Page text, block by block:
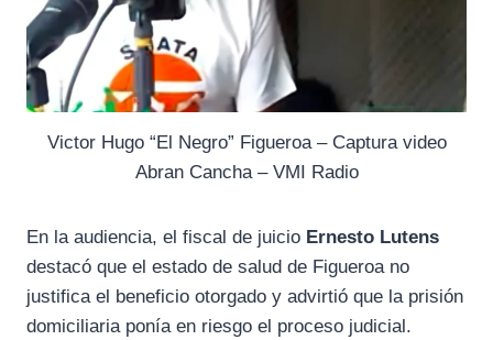
Victor Hugo “El Negro” Figueroa – Captura video
Abran Cancha – VMI Radio
En la audiencia, el fiscal de juicio Ernesto Lutens
destacó que el estado de salud de Figueroa no
justifica el beneficio otorgado y advirtió que la prisión
domiciliaria ponía en riesgo el proceso judicial.